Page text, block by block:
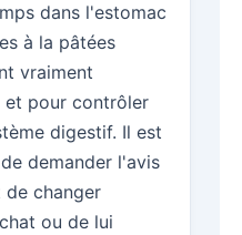
dans l'estomac
à la pâtées
vraiment
et pour contrôler
digestif. Il est
demander l'avis
changer
ou de lui